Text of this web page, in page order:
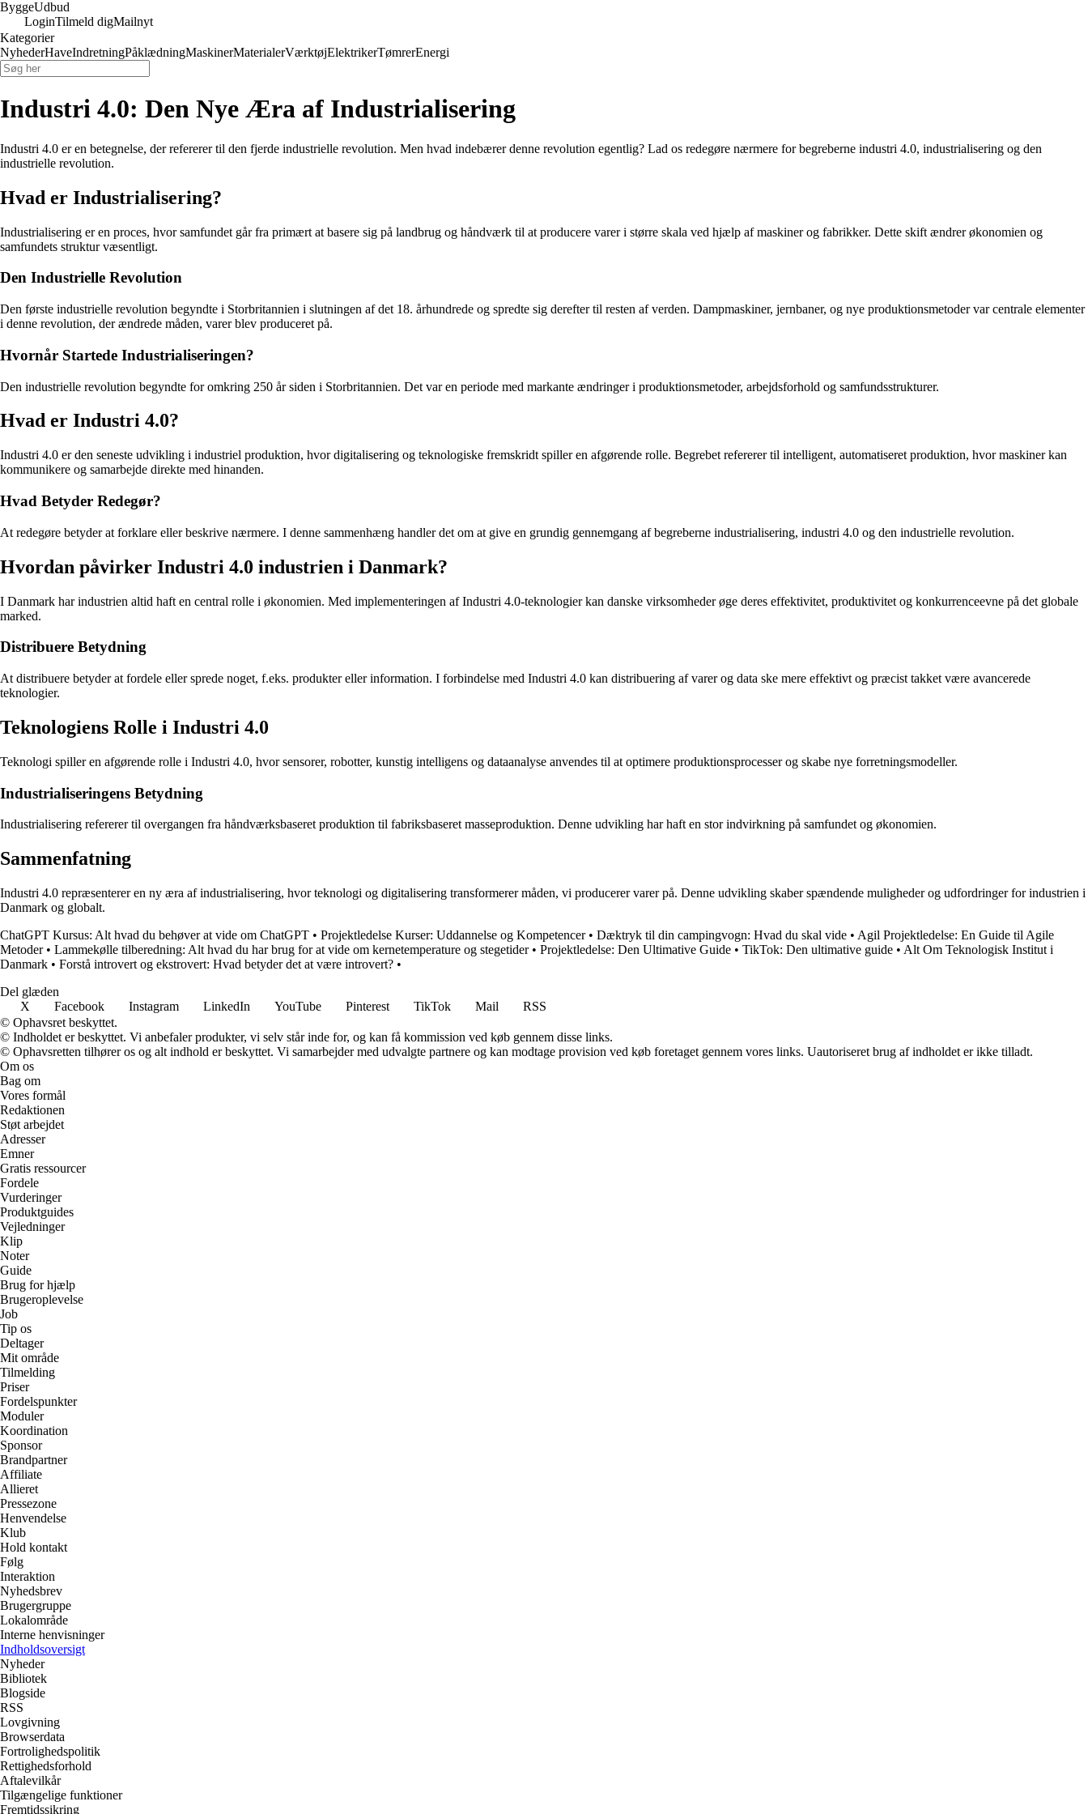
ByggeUdbud
LoginTilmeld digMailnyt
Kategorier
NyhederHaveIndretningPåklædningMaskinerMaterialerVærktøjElektrikerTømrerEnergi
Industri 4.0: Den Nye Æra af Industrialisering
Industri 4.0 er en betegnelse, der refererer til den fjerde industrielle revolution. Men hvad indebærer denne revolution egentlig? Lad os redegøre nærmere for begreberne industri 4.0, industrialisering og den
industrielle revolution.
Hvad er Industrialisering?
Industrialisering er en proces, hvor samfundet går fra primært at basere sig på landbrug og håndværk til at producere varer i større skala ved hjælp af maskiner og fabrikker. Dette skift ændrer økonomien og
samfundets struktur væsentligt.
Den Industrielle Revolution
Den første industrielle revolution begyndte i Storbritannien i slutningen af det 18. århundrede og spredte sig derefter til resten af verden. Dampmaskiner, jernbaner, og nye produktionsmetoder var centrale elementer
i denne revolution, der ændrede måden, varer blev produceret på.
Hvornår Startede Industrialiseringen?
Den industrielle revolution begyndte for omkring 250 år siden i Storbritannien. Det var en periode med markante ændringer i produktionsmetoder, arbejdsforhold og samfundsstrukturer.
Hvad er Industri 4.0?
Industri 4.0 er den seneste udvikling i industriel produktion, hvor digitalisering og teknologiske fremskridt spiller en afgørende rolle. Begrebet refererer til intelligent, automatiseret produktion, hvor maskiner kan
kommunikere og samarbejde direkte med hinanden.
Hvad Betyder Redegør?
At redegøre betyder at forklare eller beskrive nærmere. I denne sammenhæng handler det om at give en grundig gennemgang af begreberne industrialisering, industri 4.0 og den industrielle revolution.
Hvordan påvirker Industri 4.0 industrien i Danmark?
I Danmark har industrien altid haft en central rolle i økonomien. Med implementeringen af Industri 4.0-teknologier kan danske virksomheder øge deres effektivitet, produktivitet og konkurrenceevne på det globale
marked.
Distribuere Betydning
At distribuere betyder at fordele eller sprede noget, f.eks. produkter eller information. I forbindelse med Industri 4.0 kan distribuering af varer og data ske mere effektivt og præcist takket være avancerede
teknologier.
Teknologiens Rolle i Industri 4.0
Teknologi spiller en afgørende rolle i Industri 4.0, hvor sensorer, robotter, kunstig intelligens og dataanalyse anvendes til at optimere produktionsprocesser og skabe nye forretningsmodeller.
Industrialiseringens Betydning
Industrialisering refererer til overgangen fra håndværksbaseret produktion til fabriksbaseret masseproduktion. Denne udvikling har haft en stor indvirkning på samfundet og økonomien.
Sammenfatning
Industri 4.0 repræsenterer en ny æra af industrialisering, hvor teknologi og digitalisering transformerer måden, vi producerer varer på. Denne udvikling skaber spændende muligheder og udfordringer for industrien i
Danmark og globalt.
ChatGPT Kursus: Alt hvad du behøver at vide om ChatGPT • Projektledelse Kurser: Uddannelse og Kompetencer• Dæktryk til din campingvogn: Hvad du skal vide • Agil Projektledelse: En Guide til Agile
Metoder• Lammekølle tilberedning: Alt hvad du har brug for at vide om kernetemperature og stegetider• Projektledelse: Den Ultimative Guide • TikTok: Den ultimative guide • Alt Om Teknologisk Institut i
Danmark • Forstå introvert og ekstrovert: Hvad betyder det at være introvert? •
Del glæden
X
Facebook Instagram LinkedIn YouTube Pinterest TikTok Mail
RSS
© Ophavsret beskyttet.
© Indholdet er beskyttet. Vi anbefaler produkter, vi selv står inde for, og kan få kommission ved køb gennem disse links.
© Ophavsretten tilhører os og alt indhold er beskyttet. Vi samarbejder med udvalgte partnere og kan modtage provision ved køb foretaget gennem vores links. Uautoriseret brug af indholdet er ikke tilladt.
Om os
Bag om
Vores formål
Redaktionen
Støt arbejdet
Adresser
Emner
Gratis ressourcer
Fordele
Vurderinger
Produktguides
Vejledninger
Klip
Noter
Guide
Brug for hjælp
Brugeroplevelse
Job
Tip os
Deltager
Mit område
Tilmelding
Priser
Fordelspunkter
Moduler
Koordination
Sponsor
Brandpartner
Affiliate
Allieret
Pressezone
Henvendelse
Klub
Hold kontakt
Følg
Interaktion
Nyhedsbrev
Brugergruppe
Lokalområde
Interne henvisninger
Indholdsoversigt
Nyheder
Bibliotek
Blogside
RSS
Lovgivning
Browserdata
Fortrolighedspolitik
Rettighedsforhold
Aftalevilkår
Tilgængelige funktioner
Fremtidssikring